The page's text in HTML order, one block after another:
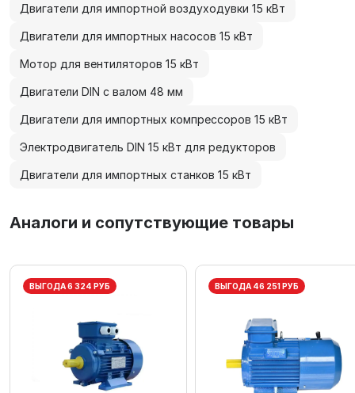
Двигатели для импортной воздуходувки 15 кВт
Двигатели для импортных насосов 15 кВт
Мотор для вентиляторов 15 кВт
Двигатели DIN с валом 48 мм
Двигатели для импортных компрессоров 15 кВт
Электродвигатель DIN 15 кВт для редукторов
Двигатели для импортных станков 15 кВт
Аналоги и сопутствующие товары
ВЫГОДА 6 324 РУБ ВЫГОДА 46 251 РУБ